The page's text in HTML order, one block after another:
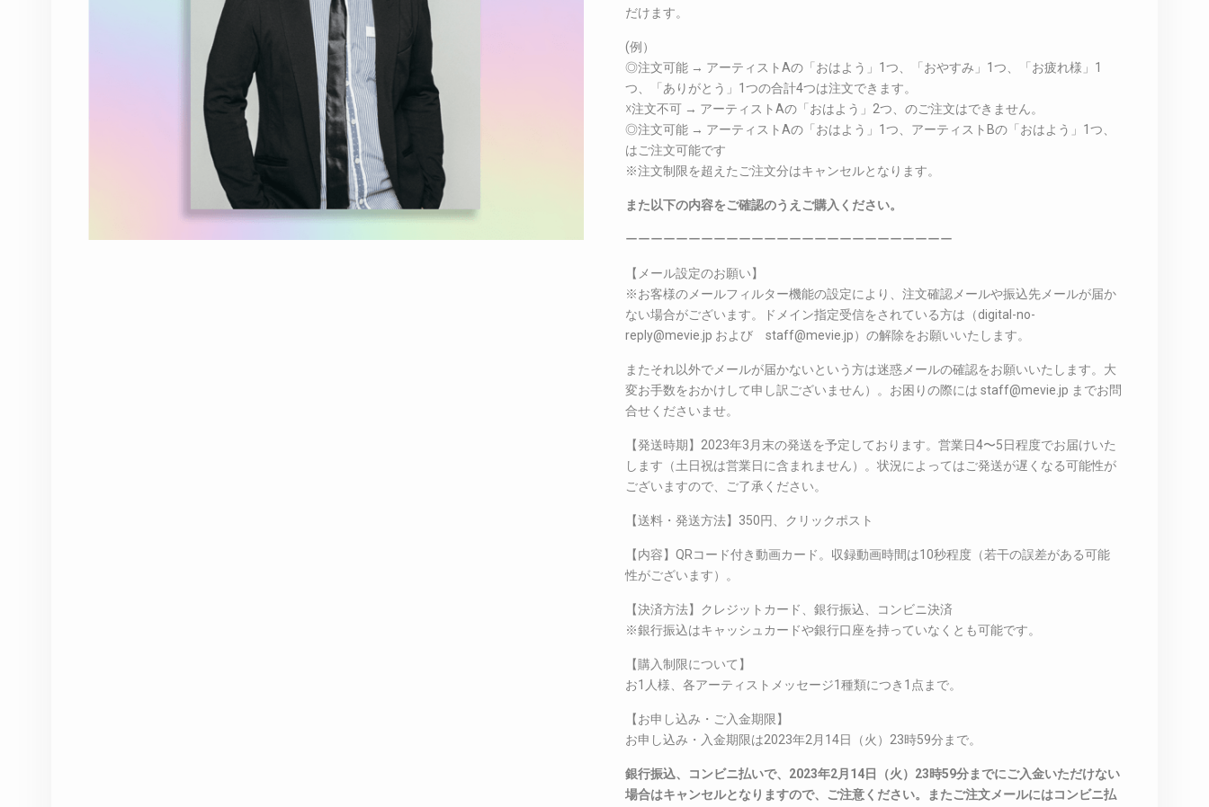
だけます。
(例）
◎注文可能 → アーティストAの「おはよう」1つ、「おやすみ」1つ、「お疲れ様」1
つ、「ありがとう」1つの合計4つは注文できます。
☓注文不可 → アーティストAの「おはよう」2つ、のご注文はできません。
◎注文可能 → アーティストAの「おはよう」1つ、アーティストBの「おはよう」1つ、
はご注文可能です
※注文制限を超えたご注文分はキャンセルとなります。
また以下の内容をご確認のうえご購入ください。
ーーーーーーーーーーーーーーーーーーーーーーーーーー
【メール設定のお願い】
※お客様のメールフィルター機能の設定により、注文確認メールや振込先メールが届か
ない場合がございます。ドメイン指定受信をされている方は（digital-no-
reply@mevie.jp および staff@mevie.jp）の解除をお願いいたします。
またそれ以外でメールが届かないという方は迷惑メールの確認をお願いいたします。大
変お手数をおかけして申し訳ございません）。お困りの際には staff@mevie.jp までお問
合せくださいませ。
【発送時期】2023年3月末の発送を予定しております。営業日4〜5日程度でお届けいた
します（土日祝は営業日に含まれません）。状況によってはご発送が遅くなる可能性が
ございますので、ご了承ください。
【送料・発送方法】350円、クリックポスト
【内容】QRコード付き動画カード。収録動画時間は10秒程度（若干の誤差がある可能
性がございます）。
【決済方法】クレジットカード、銀行振込、コンビニ決済
※銀行振込はキャッシュカードや銀行口座を持っていなくとも可能です。
【購入制限について】
お1人様、各アーティストメッセージ1種類につき1点まで。
【お申し込み・ご入金期限】
お申し込み・入金期限は2023年2月14日（火）23時59分まで。
銀行振込、コンビニ払いで、2023年2月14日（火）23時59分までにご入金いただけない
場合はキャンセルとなりますので、ご注意ください。またご注文メールにはコンビニ払